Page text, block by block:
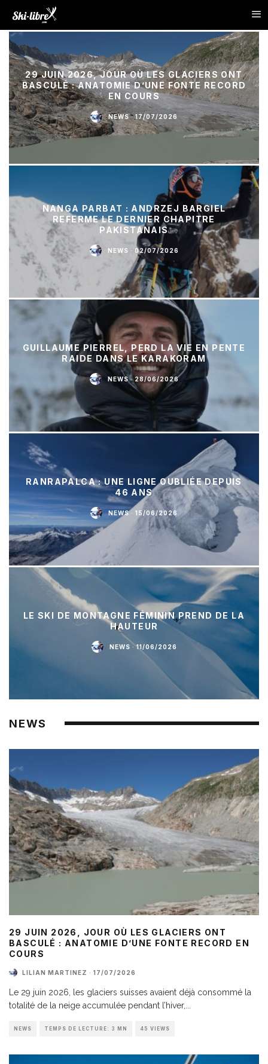
29 JUIN 2026, JOUR OÙ LES GLACIERS ONT
BASCULÉ : ANATOMIE D’UNE FONTE RECORD
EN COURS
NEWS · 17/07/2026
NANGA PARBAT : ANDRZEJ BARGIEL
REFERME LE DERNIER CHAPITRE
PAKISTANAIS
NEWS · 02/07/2026
GUILLAUME PIERREL, PERD LA VIE EN PENTE
RAIDE DANS LE KARAKORAM
NEWS · 28/06/2026
RANRAPALCA : UNE LIGNE OUBLIÉE DEPUIS
46 ANS
NEWS · 15/06/2026
LE SKI DE MONTAGNE FÉMININ PREND DE LA
HAUTEUR
NEWS · 11/06/2026
NEWS
29 JUIN 2026, JOUR OÙ LES GLACIERS ONT
BASCULÉ : ANATOMIE D’UNE FONTE RECORD EN
COURS
LILIAN MARTINEZ · 17/07/2026
Le 29 juin 2026, les glaciers suisses avaient déjà consommé la
totalité de la neige accumulée pendant l’hiver,
NEWS TEMPS DE LECTURE: 3 MN 45 VIEWS